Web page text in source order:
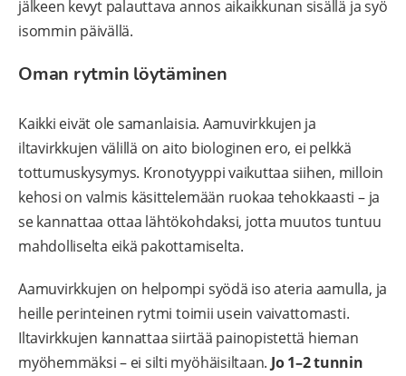
jälkeen kevyt palauttava annos aikaikkunan sisällä ja syö
isommin päivällä.
Oman rytmin löytäminen
Kaikki eivät ole samanlaisia. Aamuvirkkujen ja
iltavirkkujen välillä on aito biologinen ero, ei pelkkä
tottumuskysymys. Kronotyyppi vaikuttaa siihen, milloin
kehosi on valmis käsittelemään ruokaa tehokkaasti – ja
se kannattaa ottaa lähtökohdaksi, jotta muutos tuntuu
mahdolliselta eikä pakottamiselta.
Aamuvirkkujen on helpompi syödä iso ateria aamulla, ja
heille perinteinen rytmi toimii usein vaivattomasti.
Iltavirkkujen kannattaa siirtää painopistettä hieman
myöhemmäksi – ei silti myöhäisiltaan. Jo 1–2 tunnin